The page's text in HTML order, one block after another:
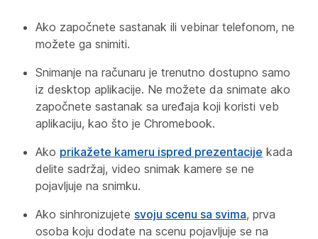
Ako započnete sastanak ili vebinar telefonom, ne
možete ga snimiti.
Snimanje na računaru je trenutno dostupno samo
iz desktop aplikacije. Ne možete da snimate ako
započnete sastanak sa uređaja koji koristi veb
aplikaciju, kao što je Chromebook.
Ako prikažete kameru ispred prezentacije kada
delite sadržaj, video snimak kamere se ne
pojavljuje na snimku.
Ako sinhronizujete svoju scenu sa svima, prva
osoba koju dodate na scenu pojavljuje se na